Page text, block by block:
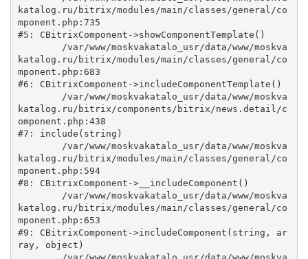
katalog.ru/bitrix/modules/main/classes/general/co
mponent.php:735
#5: CBitrixComponent->showComponentTemplate()
katalog.ru/bitrix/modules/main/classes/general/co
mponent.php:683
#6: CBitrixComponent->includeComponentTemplate()
katalog.ru/bitrix/components/bitrix/news.detail/c
omponent.php:438
#7: include(string)
katalog.ru/bitrix/modules/main/classes/general/co
mponent.php:594
#8: CBitrixComponent->__includeComponent()
katalog.ru/bitrix/modules/main/classes/general/co
mponent.php:653
#9: CBitrixComponent->includeComponent(string, ar
ray, object)